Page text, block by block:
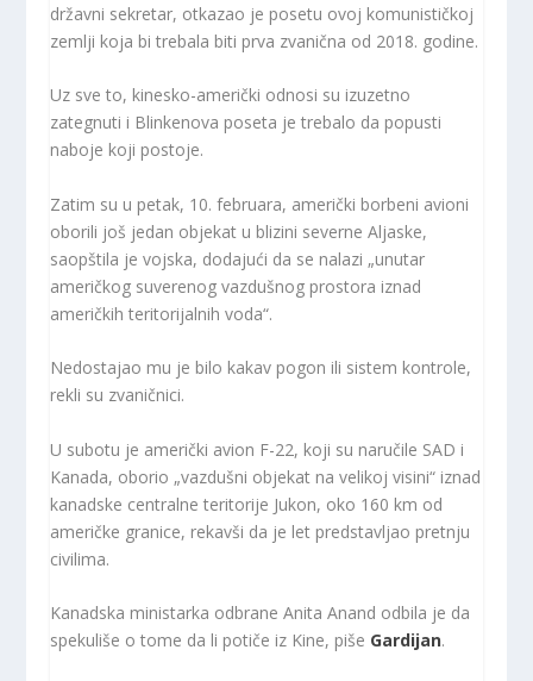
državni sekretar, otkazao je posetu ovoj komunističkoj
zemlji koja bi trebala biti prva zvanična od 2018. godine.
Uz sve to, kinesko-američki odnosi su izuzetno
zategnuti i Blinkenova poseta je trebalo da popusti
naboje koji postoje.
Zatim su u petak, 10. februara, američki borbeni avioni
oborili još jedan objekat u blizini severne Aljaske,
saopštila je vojska, dodajući da se nalazi „unutar
američkog suverenog vazdušnog prostora iznad
američkih teritorijalnih voda“.
Nedostajao mu je bilo kakav pogon ili sistem kontrole,
rekli su zvaničnici.
U subotu je američki avion F-22, koji su naručile SAD i
Kanada, oborio „vazdušni objekat na velikoj visini“ iznad
kanadske centralne teritorije Jukon, oko 160 km od
američke granice, rekavši da je let predstavljao pretnju
civilima.
Kanadska ministarka odbrane Anita Anand odbila je da
spekuliše o tome da li potiče iz Kine, piše Gardijan.